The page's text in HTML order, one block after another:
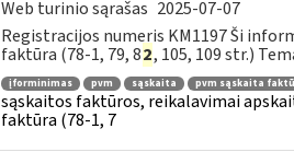
Web turinio sąrašas 2025-07-07
Registracijos numeris KM1197 Ši
faktūra (78-1, 79, 82, 105, 109 str.)
įforminimas pvm sąskaita pvm sąskaita
sąskaitos faktūros, reikalavimai
faktūra (78-1, 7